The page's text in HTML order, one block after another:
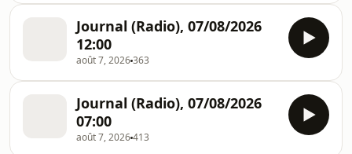
Journal (Radio), 07/08/2026
12:00
août 7, 2026363
Journal (Radio), 07/08/2026
07:00
août 7, 2026413